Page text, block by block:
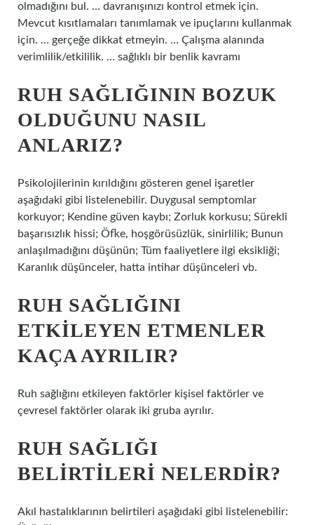
olmadığını bul. … davranışınızı kontrol etmek için.
Mevcut kısıtlamaları tanımlamak ve ipuçlarını kullanmak
için. … gerçeğe dikkat etmeyin. … Çalışma alanında
verimlilik/etkililik. … sağlıklı bir benlik kavramı
RUH SAĞLIĞININ BOZUK
OLDUĞUNU NASIL
ANLARIZ?
Psikolojilerinin kırıldığını gösteren genel işaretler
aşağıdaki gibi listelenebilir. Duygusal semptomlar
korkuyor; Kendine güven kaybı; Zorluk korkusu; Sürekli
başarısızlık hissi; Öfke, hoşgörüsüzlük, sinirlilik; Bunun
anlaşılmadığını düşünün; Tüm faaliyetlere ilgi eksikliği;
Karanlık düşünceler, hatta intihar düşünceleri vb.
RUH SAĞLIĞINI
ETKILEYEN ETMENLER
KAÇA AYRILIR?
Ruh sağlığını etkileyen faktörler kişisel faktörler ve
çevresel faktörler olarak iki gruba ayrılır.
RUH SAĞLIĞI
BELIRTILERI NELERDIR?
Akıl hastalıklarının belirtileri aşağıdaki gibi listelenebilir: